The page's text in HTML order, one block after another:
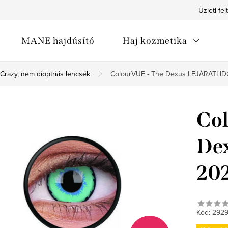
Üzleti
MANE hajdúsító Haj kozmetika
Crazy, nem dioptriás lencsék ColourVUE - The Dexus LEJÁRATI
Kód: